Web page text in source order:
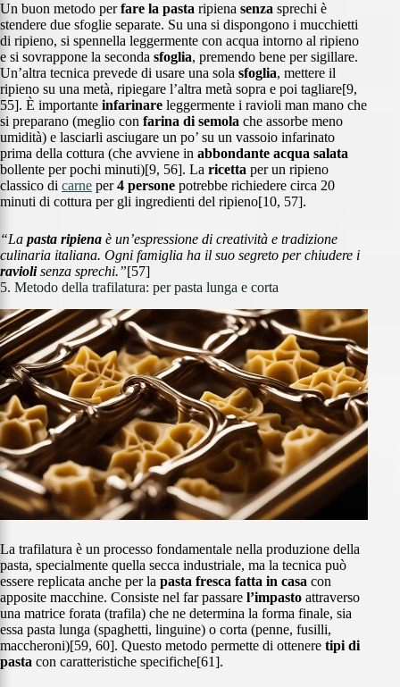
Un buon metodo perfare la pasta ripiena senza sprechi è
stendere due sfoglie separate. Su una si dispongono i mucchietti
di ripieno, si spennella leggermente con acqua intorno al ripieno
e si sovrappone la seconda sfoglia, premendo bene per sigillare.
Un’altra tecnica prevede di usare una sola sfoglia, mettere il
ripieno su una metà, ripiegare l’altra metà sopra e poi tagliare[9,
55]. È importante infarinare leggermente i ravioli man mano che
si preparano (meglio con farina di semola che assorbe meno
umidità) e lasciarli asciugare un po’ su un vassoio infarinato
prima della cottura (che avviene in abbondante acqua salata
bollente per pochi minuti)[9, 56]. La ricetta per un ripieno
classico di carne per4 persone potrebbe richiedere circa 20
minuti di cottura per gli ingredienti del ripieno[10, 57].
“La pasta ripiena è un’espressione di creatività e tradizione
culinaria italiana. Ogni famiglia ha il suo segreto per chiudere i
raviolisenza sprechi.”[57]
5. Metodo della trafilatura: per pasta lunga e corta
La trafilatura è un processo fondamentale nella produzione della
pasta, specialmente quella secca industriale, ma la tecnica può
essere replicata anche per la pasta fresca fatta in casa con
apposite macchine. Consiste nel far passare l’impasto attraverso
una matrice forata (trafila) che ne determina la forma finale, sia
essa pasta lunga (spaghetti, linguine) o corta (penne, fusilli,
maccheroni)[59, 60]. Questo metodo permette di ottenere tipi di
pasta con caratteristiche specifiche[61].